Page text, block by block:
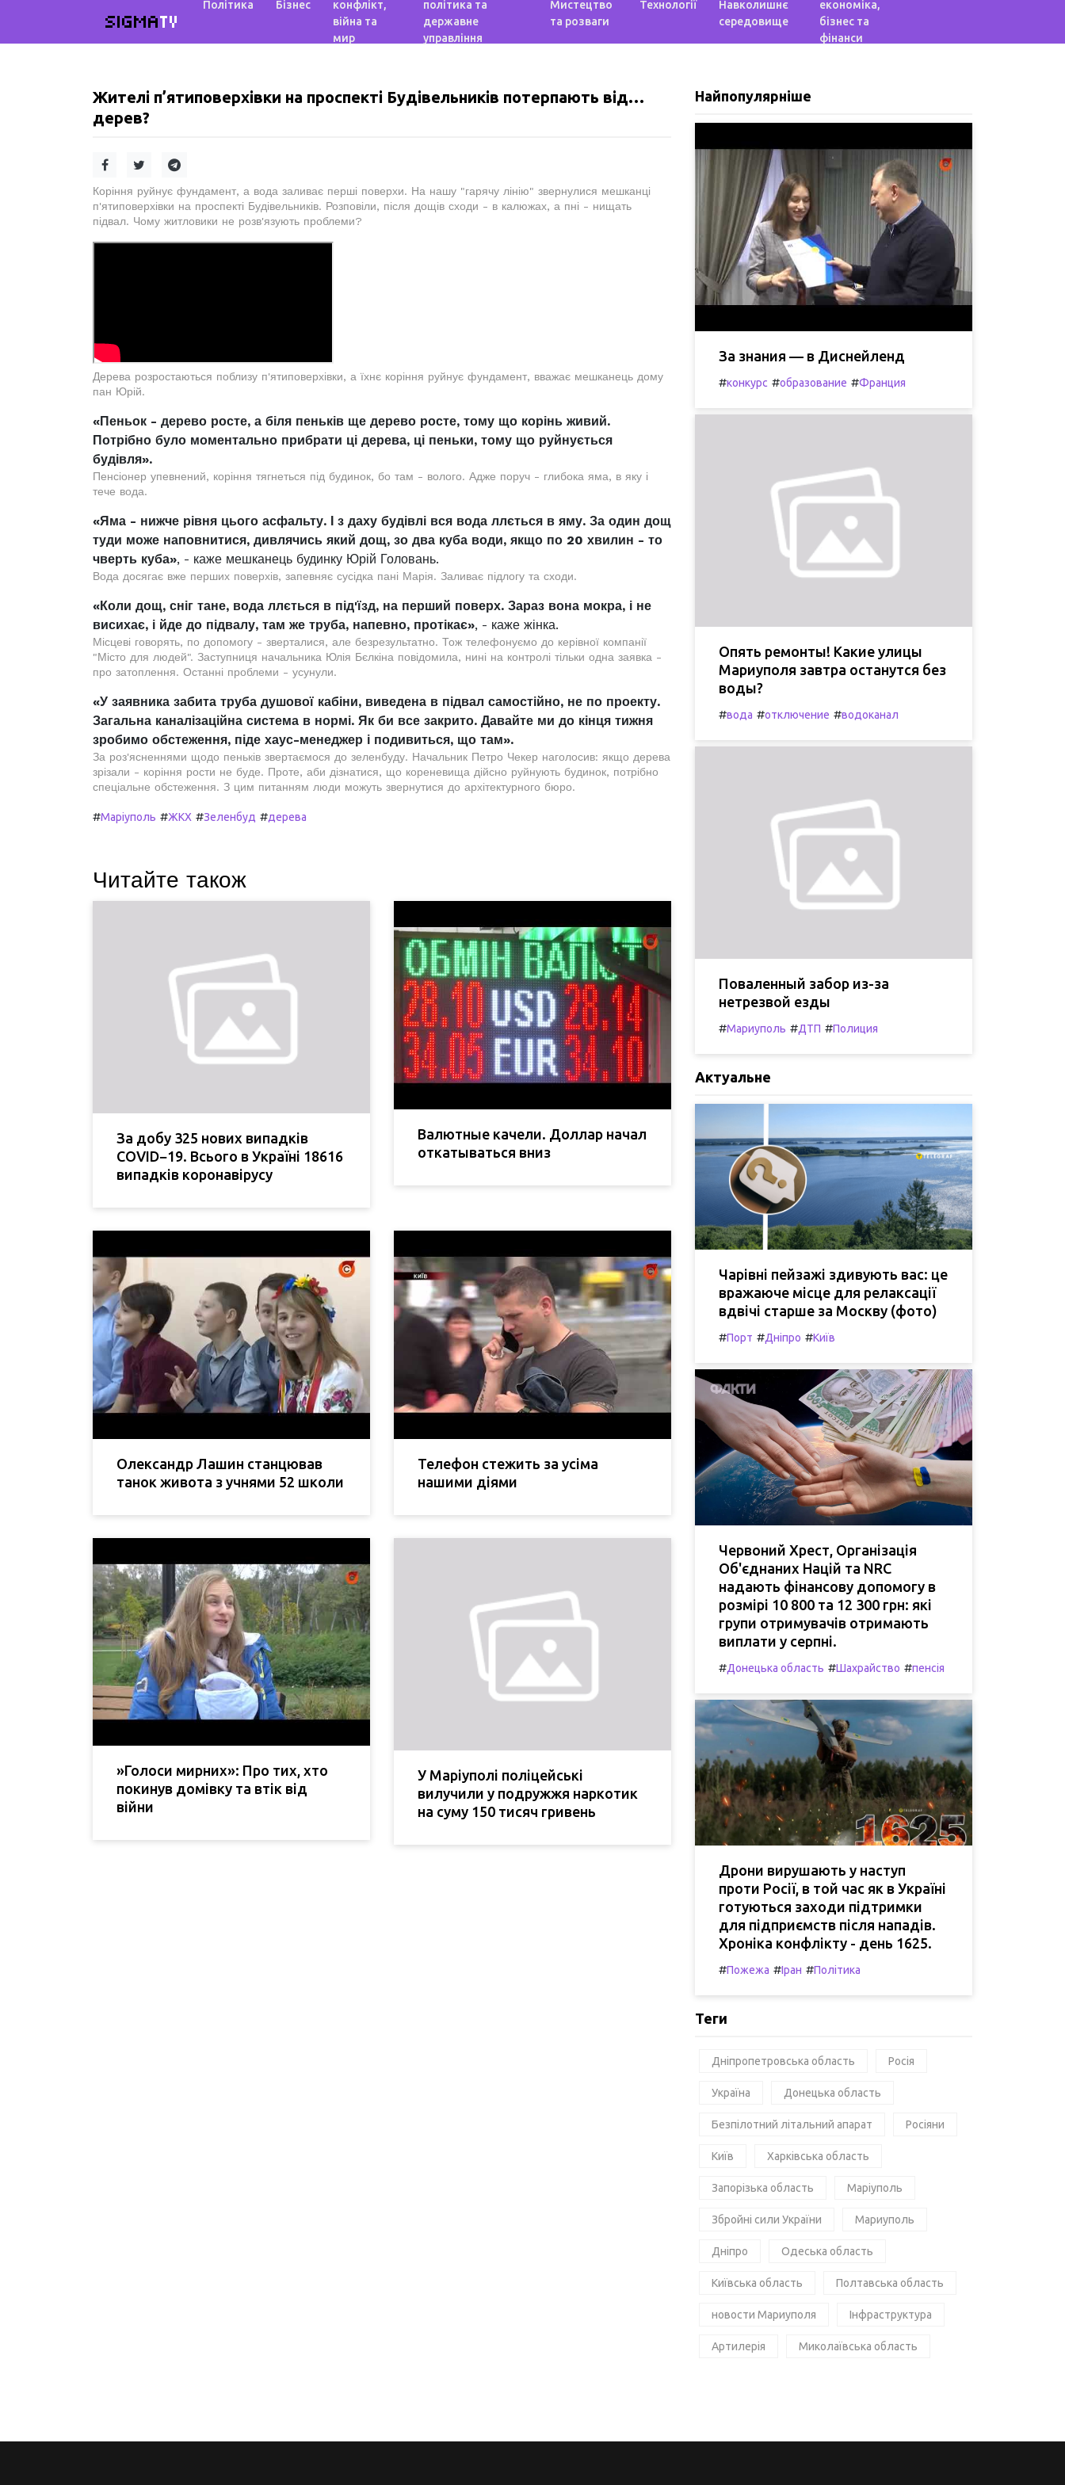
SIGMATV
Політика Бізнес
конфлікт,
війна та
мир
політика та
державне
управління
Мистецтво
та розваги
Технології
Навколишнє
середовище
економіка,
бізнес та
фінанси
Жителі п’ятиповерхівки на проспекті Будівельників потерпають від…
дерев?
Коріння руйнує фундамент, а вода заливає перші поверхи. На нашу "гарячу лінію" звернулися мешканці
п'ятиповерхівки на проспекті Будівельників. Розповіли, після дощів сходи - в калюжах, а пні - нищать
підвал. Чому житловики не розв'язують проблеми?
Дерева розростаються поблизу п'ятиповерхівки, а їхнє коріння руйнує фундамент, вважає мешканець дому
пан Юрій.
«Пеньок - дерево росте, а біля пеньків ще дерево росте, тому що корінь живий.
Потрібно було моментально прибрати ці дерева, ці пеньки, тому що руйнується
будівля».
Пенсіонер упевнений, коріння тягнеться під будинок, бо там - волого. Адже поруч - глибока яма, в яку і
тече вода.
«Яма - нижче рівня цього асфальту. І з даху будівлі вся вода ллється в яму. За один дощ
туди може наповнитися, дивлячись який дощ, зо два куба води, якщо по 20 хвилин - то
чверть куба», - каже мешканець будинку Юрій Головань.
Вода досягає вже перших поверхів, запевняє сусідка пані Марія. Заливає підлогу та сходи.
«Коли дощ, сніг тане, вода ллється в під'їзд, на перший поверх. Зараз вона мокра, і не
висихає, і йде до підвалу, там же труба, напевно, протікає», - каже жінка.
Місцеві говорять, по допомогу - зверталися, але безрезультатно. Тож телефонуємо до керівної компанії
"Місто для людей". Заступниця начальника Юлія Бєлкіна повідомила, нині на контролі тільки одна заявка -
про затоплення. Останні проблеми - усунули.
«У заявника забита труба душової кабіни, виведена в підвал самостійно, не по проекту.
Загальна каналізаційна система в нормі. Як би все закрито. Давайте ми до кінця тижня
зробимо обстеження, піде хаус-менеджер і подивиться, що там».
За роз'ясненнями щодо пеньків звертаємося до зеленбуду. Начальник Петро Чекер наголосив: якщо дерева
зрізали - коріння рости не буде. Проте, аби дізнатися, що кореневища дійсно руйнують будинок, потрібно
спеціальне обстеження. З цим питанням люди можуть звернутися до архітектурного бюро.
#Маріуполь #ЖКХ #Зеленбуд #дерева
Читайте також
За добу 325 нових випадків
COVID−19. Всього в Україні 18616
випадків коронавірусу
Валютные качели. Доллар начал
откатываться вниз
Олександр Лашин станцював
танок живота з учнями 52 школи
Телефон стежить за усіма
нашими діями
»Голоси мирних»: Про тих, хто
покинув домівку та втік від
війни
У Маріуполі поліцейські
вилучили у подружжя наркотик
на суму 150 тисяч гривень
Найпопулярніше
За знания — в Диснейленд
#конкурс #образование #Франция
Опять ремонты! Какие улицы
Мариуполя завтра останутся без
воды?
#вода #отключение #водоканал
Поваленный забор из-за
нетрезвой езды
#Мариуполь #ДТП #Полиция
Актуальне
Чарівні пейзажі здивують вас: це
вражаюче місце для релаксації
вдвічі старше за Москву (фото)
#Порт #Дніпро #Київ
Червоний Хрест, Організація
Об'єднаних Націй та NRC
надають фінансову допомогу в
розмірі 10 800 та 12 300 грн: які
групи отримувачів отримають
виплати у серпні.
#Донецька область #Шахрайство #пенсія
Дрони вирушають у наступ
проти Росії, в той час як в Україні
готуються заходи підтримки
для підприємств після нападів.
Хроніка конфлікту - день 1625.
#Пожежа #Іран #Політика
Теги
Дніпропетровська область Росія
Україна Донецька область
Безпілотний літальний апарат Росіяни
Київ Харківська область
Запорізька область Маріуполь
Збройні сили України Мариуполь
Дніпро Одеська область
Київська область Полтавська область
новости Мариуполя Інфраструктура
Артилерія Миколаївська область